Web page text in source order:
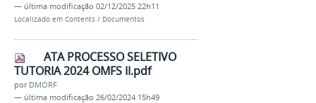
— última modificação 02/12/2025 22h11
Localizado em Contents / Documentos
ATA PROCESSO SELETIVO
TUTORIA 2024 OMFS II.pdf
por DMORF
— última modificação 26/02/2024 15h49